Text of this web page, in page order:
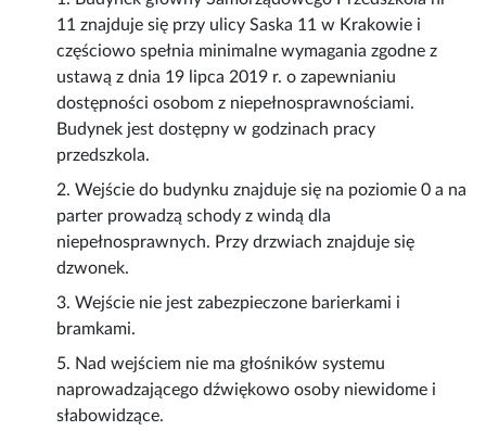
11 znajduje się przy ulicy Saska 11 w Krakowie i
częściowo spełnia minimalne wymagania zgodne z
ustawą z dnia 19 lipca 2019 r. o zapewnianiu
dostępności osobom z niepełnosprawnościami.
Budynek jest dostępny w godzinach pracy
przedszkola.
2. Wejście do budynku znajduje się na poziomie 0 a na
parter prowadzą schody z windą dla
niepełnosprawnych. Przy drzwiach znajduje się
dzwonek.
3. Wejście nie jest zabezpieczone barierkami i
bramkami.
5. Nad wejściem nie ma głośników systemu
naprowadzającego dźwiękowo osoby niewidome i
słabowidzące.